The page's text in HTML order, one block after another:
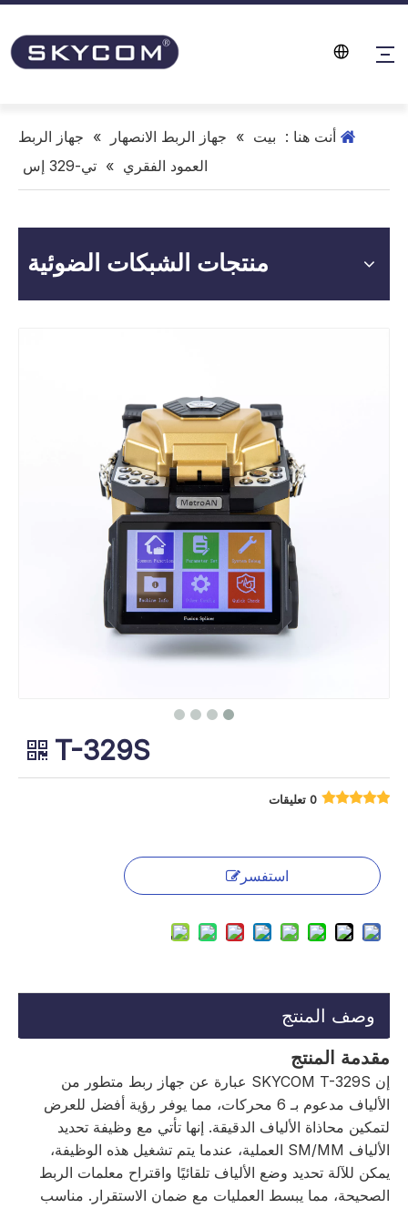
أنت هنا : بيت » جهاز الربط الانصهار » جهاز الربط
العمود الفقري » تي-329 إس
منتجات الشبكات الضوئية
T-329S
0 تعليقات
استفسر
وصف المنتج
مقدمة المنتج
إن SKYCOM T-329S عبارة عن جهاز ربط متطور من
الألياف مدعوم بـ 6 محركات، مما يوفر رؤية أفضل للعرض
لتمكين محاذاة الألياف الدقيقة. إنها تأتي مع وظيفة تحديد
الألياف SM/MM العملية، عندما يتم تشغيل هذه الوظيفة،
يمكن للآلة تحديد وضع الألياف تلقائيًا واقتراح معلمات الربط
الصحيحة، مما يبسط العمليات مع ضمان الاستقرار. مناسب